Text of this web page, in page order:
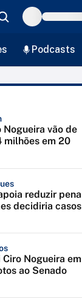
Podcasts
Nogueira vão de
milhões em 20
reduzir pena
decidiria casos
Nogueira em
ao Senado